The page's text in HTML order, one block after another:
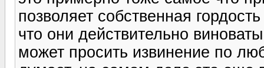
позволяет собственная
что они действительно
может просить извинение по